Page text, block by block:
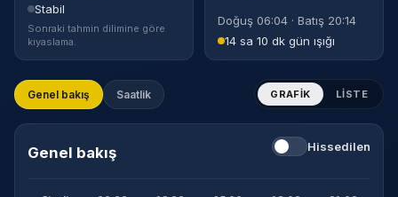
Stabil
Sonraki tahmin dilimine göre
kıyaslama.
Doğuş 06:04 · Batış 20:14
14 sa 10 dk gün ışığı
Genel bakış Saatlik GRAFIK LISTE
Genel bakış Hissedilen